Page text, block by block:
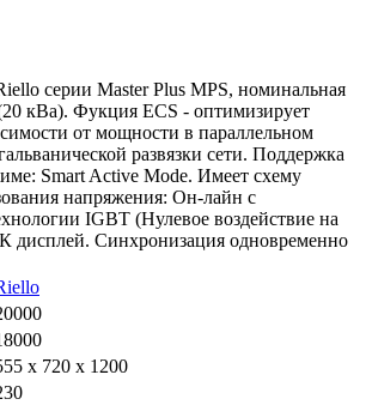
серии Master Plus MPS, номинальная
кВа). Фукция ECS - оптимизирует
от мощности в параллельном
развязки сети. Поддержка
Smart Active Mode. Имеет схему
напряжения: Он-лайн с
IGBT (Нулевое воздействие на
Синхронизация одновременно
х 720 х 1200